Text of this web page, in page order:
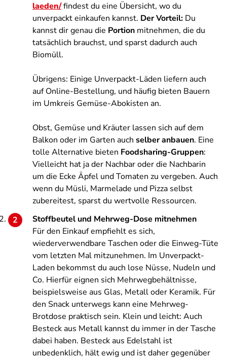
laeden/findest du eine Übersicht, wo du
unverpackt einkaufen kannst. Der Vorteil: Du
kannst dir genau die Portion mitnehmen, die du
tatsächlich brauchst, und sparst dadurch auch
Biomüll.
Übrigens: Einige Unverpackt-Läden liefern auch
auf Online-Bestellung, und häufig bieten Bauern
im Umkreis Gemüse-Abokisten an.
Obst, Gemüse und Kräuter lassen sich auf dem
Balkon oder im Garten auch selber anbauen. Eine
tolle Alternative bieten Foodsharing-Gruppen:
Vielleicht hat ja der Nachbar oder die Nachbarin
um die Ecke Äpfel und Tomaten zu vergeben. Auch
wenn du Müsli, Marmelade und Pizza selbst
zubereitest, sparst du wertvolle Ressourcen.
Stoffbeutel und Mehrweg-Dose mitnehmen
Für den Einkauf empfiehlt es sich,
wiederverwendbare Taschen oder die Einweg-Tüte
vom letzten Mal mitzunehmen. Im Unverpackt-
Laden bekommst du auch lose Nüsse, Nudeln und
Co. Hierfür eignen sich Mehrwegbehältnisse,
beispielsweise aus Glas, Metall oder Keramik. Für
den Snack unterwegs kann eine Mehrweg-
Brotdose praktisch sein. Klein und leicht: Auch
Besteck aus Metall kannst du immer in der Tasche
dabei haben. Besteck aus Edelstahl ist
unbedenklich, hält ewig und ist daher gegenüber